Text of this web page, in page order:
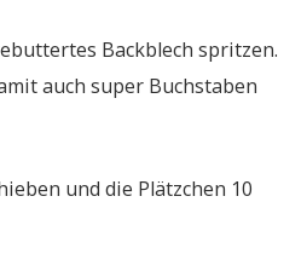
Backblech spritzen.
auch super Buchstaben
und die Plätzchen 10